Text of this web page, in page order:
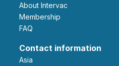
About Intervac
Membership
FAQ
Contact information
Asia